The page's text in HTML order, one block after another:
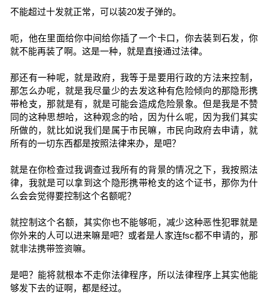
不能超过十发就正常，可以装20发子弹的。
呃，他在里面给你中间给你插了一个卡口，你去装到石发，你
就不能再装了啊。这是一种，就是直接通过法律。
那还有一种呢，就是政府，我等于是要用行政的方法来控制，
那怎么办呢，就是我尽量少的去发这种有危险倾向的那隐形携
带枪支，那就是有，就是可能会造成危险景象。但是我是不赞
同的这种思想哈，这种观念的哈，因为什么呢，因为我们其实
所做的，就比如说我们是属于市民嘛，市民向政府去申请，就
所有的一切东西都是按照法律来办，是吧？
就是在你检查过我调查过我所有的背景的情况之下，我按照法
律，我就是可以拿到这个隐形携带枪支的这个证书，那你为什
么会会觉得要控制这个名额呢？
就控制这个名额，其实你也不能够呃，减少这种恶性犯罪就是
你外来的人可以进来嘛是吧？或者是人家连fsc都不申请的，那
就非法携带签资嘛。
是吧？能将就根本不走你法律程序，所以法律程序上其实他能
够发下去的证啊，都是经过。